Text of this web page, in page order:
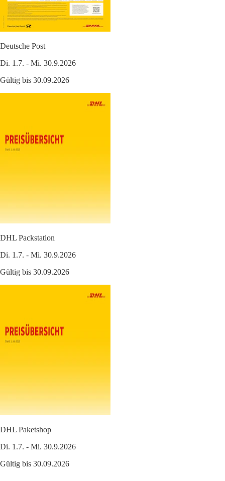
Deutsche Post
Di. 1.7. - Mi. 30.9.2026
Gültig bis 30.09.2026
DHL Packstation
Di. 1.7. - Mi. 30.9.2026
Gültig bis 30.09.2026
DHL Paketshop
Di. 1.7. - Mi. 30.9.2026
Gültig bis 30.09.2026